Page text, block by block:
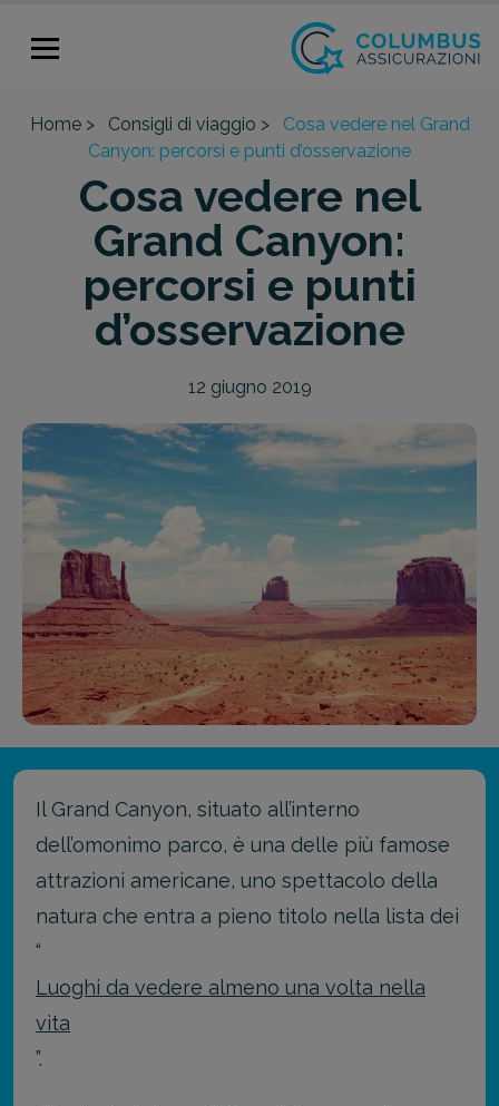
Home > Consigli di viaggio >
Cosa vedere nel Grand
Canyon: percorsi e punti d’osservazione
Cosa vedere nel
Grand Canyon:
percorsi e punti
d’osservazione
12 giugno 2019
Il Grand Canyon, situato all’interno
dell’omonimo parco, è una delle più famose
attrazioni americane, uno spettacolo della
natura che entra a pieno titolo nella lista dei
“
Luoghi da vedere almeno una volta nella
vita
”.